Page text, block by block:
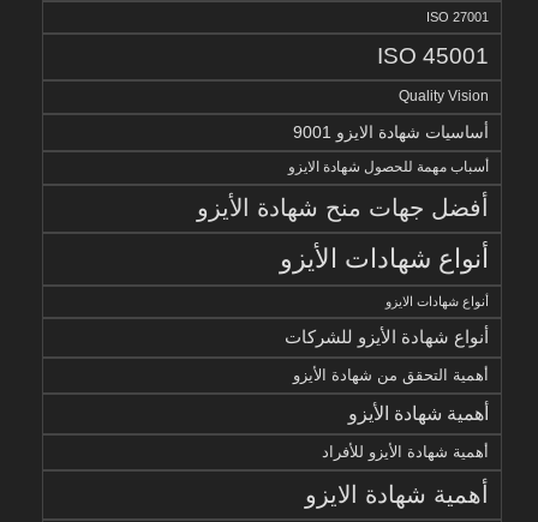
ISO 27001
ISO 45001
Quality Vision
أساسيات شهادة الايزو 9001
أسباب مهمة للحصول شهادة الايزو
أفضل جهات منح شهادة الأيزو
أنواع شهادات الأيزو
أنواع شهادات الايزو
أنواع شهادة الأيزو للشركات
أهمية التحقق من شهادة الأيزو
أهمية شهادة الأيزو
أهمية شهادة الأيزو للأفراد
أهمية شهادة الايزو